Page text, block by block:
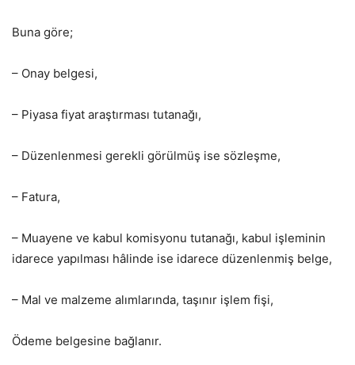
Buna göre;
– Onay belgesi,
– Piyasa fiyat araştırması tutanağı,
– Düzenlenmesi gerekli görülmüş ise sözleşme,
– Fatura,
– Muayene ve kabul komisyonu tutanağı, kabul işleminin
idarece yapılması hâlinde ise idarece düzenlenmiş belge,
– Mal ve malzeme alımlarında, taşınır işlem fişi,
Ödeme belgesine bağlanır.